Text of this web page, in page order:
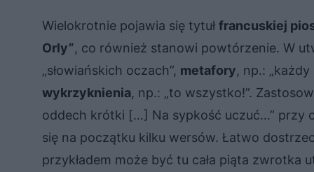
Wielokrotnie pojawia się tytuł francuskiej
Orly”, co również stanowi powtórzenie. W
„słowiańskich oczach”, metafory, np.:
wykrzyknienia, np.: „to wszystko!”.
oddech krótki […] Na sypkość uczuć…” przy
się na początku kilku wersów. Łatwo dostrzec
przykładem może być tu cała piąta zwrotka